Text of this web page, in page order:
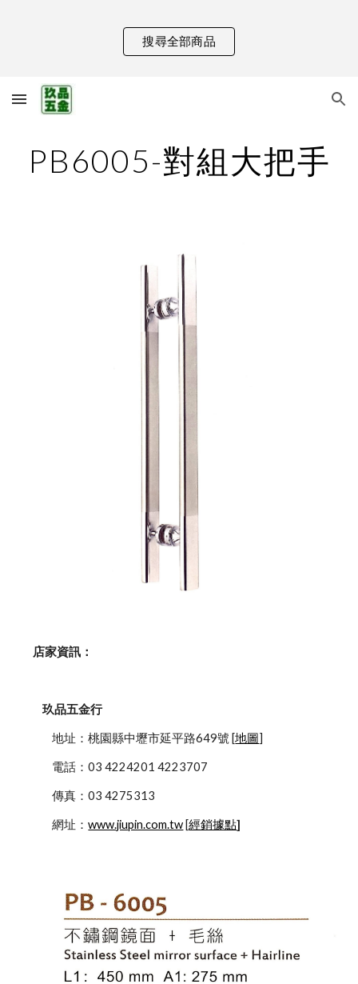
Skip to main content
搜尋全部商品
PB6005-對組大把手
    店家資訊：
玖品五金行
            地址：桃園縣中壢市延平路649號 [
地圖]
            電話：03 4224201 4223707
            傳真：03 4275313
            網址：
www.jiupin.com.tw [經銷據點]